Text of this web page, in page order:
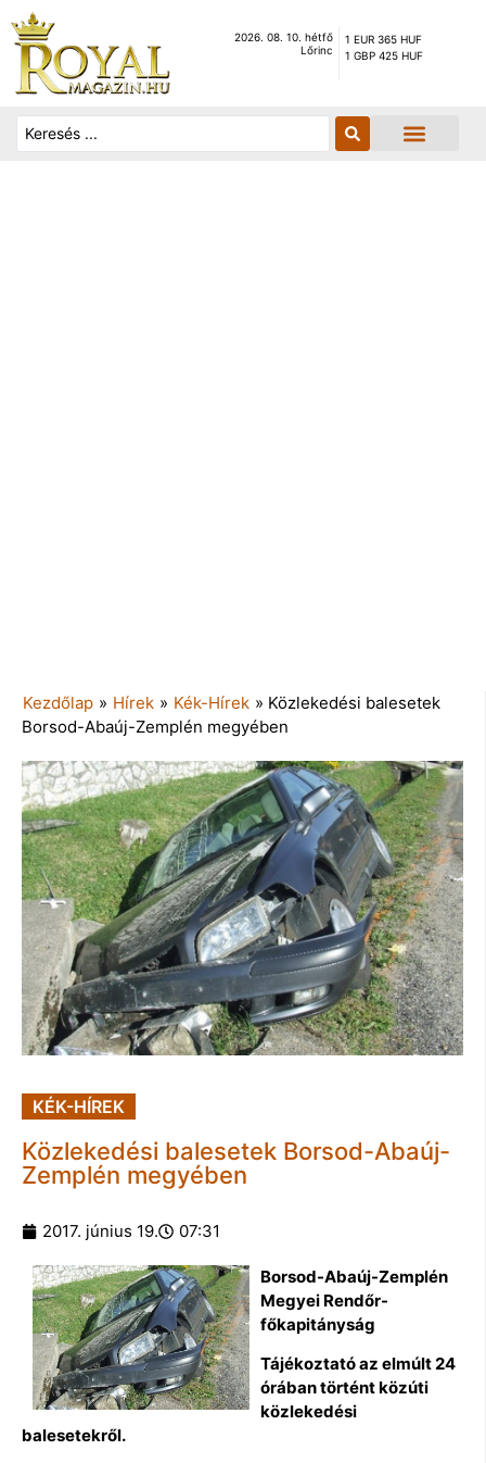
2026. 08. 10. hétfő
Lőrinc
1 EUR 365 HUF
1 GBP 425 HUF
Kezdőlap » Hírek » Kék-Hírek » Közlekedési balesetek
Borsod-Abaúj-Zemplén megyében
KÉK-HÍREK
Közlekedési balesetek Borsod-Abaúj-
Zemplén megyében
2017. június 19. 07:31
Borsod-Abaúj-Zemplén
Megyei Rendőr-
főkapitányság
Tájékoztató az elmúlt 24
órában történt közúti
közlekedési
balesetekről.